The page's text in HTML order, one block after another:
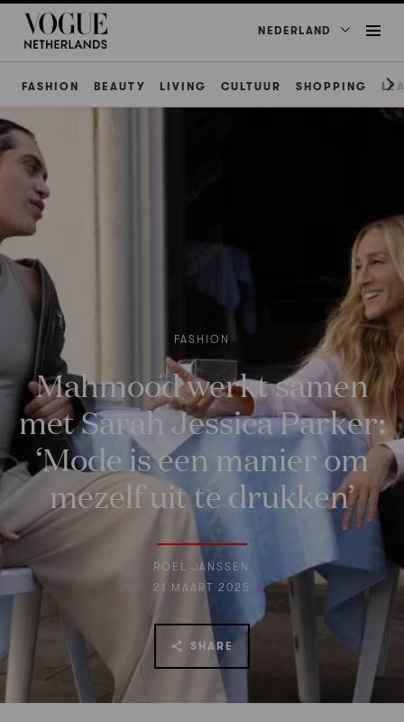
NEDERLAND
FASHION BEAUTY LIVING CULTUUR SHOPPING
FASHION
Mahmood werkt samen
met Sarah Jessica Parker:
‘Mode is een manier om
mezelf uit te drukken’
ROEL JANSSEN
21 MAART 2025
SHARE